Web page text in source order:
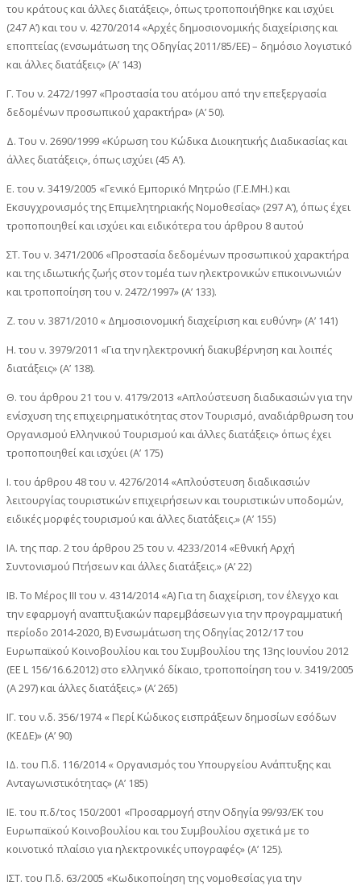
του κράτους και άλλες διατάξεις», όπως τροποποιήθηκε και ισχύει
(247 Α’) και του ν. 4270/2014 «Αρχές δημοσιονομικής διαχείρισης και
εποπτείας (ενσωμάτωση της Οδηγίας 2011/85/ΕΕ) – δημόσιο λογιστικό
και άλλες διατάξεις» (Α’ 143)
Γ. Του ν. 2472/1997 «Προστασία του ατόμου από την επεξεργασία
δεδομένων προσωπικού χαρακτήρα» (Α’ 50).
Δ. Του ν. 2690/1999 «Κύρωση του Κώδικα Διοικητικής Διαδικασίας και
άλλες διατάξεις», όπως ισχύει (45 Α’).
Ε. του ν. 3419/2005 «Γενικό Εμπορικό Μητρώο (Γ.Ε.ΜΗ.) και
Εκσυγχρονισμός της Επιμελητηριακής Νομοθεσίας» (297 Α’), όπως έχει
τροποποιηθεί και ισχύει και ειδικότερα του άρθρου 8 αυτού
ΣΤ. Του ν. 3471/2006 «Προστασία δεδομένων προσωπικού χαρακτήρα
και της ιδιωτικής ζωής στον τομέα των ηλεκτρονικών επικοινωνιών
και τροποποίηση του ν. 2472/1997» (Α’ 133).
Ζ. του ν. 3871/2010 « Δημοσιονομική διαχείριση και ευθύνη» (Α’ 141)
Η. του ν. 3979/2011 «Για την ηλεκτρονική διακυβέρνηση και λοιπές
διατάξεις» (Α’ 138).
Θ. του άρθρου 21 του ν. 4179/2013 «Απλούστευση διαδικασιών για την
ενίσχυση της επιχειρηματικότητας στον Τουρισμό, αναδιάρθρωση του
Οργανισμού Ελληνικού Τουρισμού και άλλες διατάξεις» όπως έχει
τροποποιηθεί και ισχύει (Α’ 175)
Ι. του άρθρου 48 του ν. 4276/2014 «Απλούστευση διαδικασιών
λειτουργίας τουριστικών επιχειρήσεων και τουριστικών υποδομών,
ειδικές μορφές τουρισμού και άλλες διατάξεις.» (Α’ 155)
ΙΑ. της παρ. 2 του άρθρου 25 του ν. 4233/2014 «Εθνική Αρχή
Συντονισμού Πτήσεων και άλλες διατάξεις.» (Α’ 22)
ΙΒ. Το Μέρος ΙΙΙ του ν. 4314/2014 «Α) Για τη διαχείριση, τον έλεγχο και
την εφαρμογή αναπτυξιακών παρεμβάσεων για την προγραμματική
περίοδο 2014-2020, Β) Ενσωμάτωση της Οδηγίας 2012/17 του
Ευρωπαϊκού Κοινοβουλίου και του Συμβουλίου της 13ης Ιουνίου 2012
(ΕΕ L 156/16.6.2012) στο ελληνικό δίκαιο, τροποποίηση του ν. 3419/2005
(Α 297) και άλλες διατάξεις.» (Α’ 265)
ΙΓ. του ν.δ. 356/1974 « Περί Κώδικος εισπράξεων δημοσίων εσόδων
(ΚΕΔΕ)» (Α’ 90)
ΙΔ. του Π.δ. 116/2014 « Οργανισμός του Υπουργείου Ανάπτυξης και
Ανταγωνιστικότητας» (Α’ 185)
ΙΕ. του π.δ/τος 150/2001 «Προσαρμογή στην Οδηγία 99/93/ΕΚ του
Ευρωπαϊκού Κοινοβουλίου και του Συμβουλίου σχετικά με το
κοινοτικό πλαίσιο για ηλεκτρονικές υπογραφές» (Α’ 125).
ΙΣΤ. του Π.δ. 63/2005 «Κωδικοποίηση της νομοθεσίας για την